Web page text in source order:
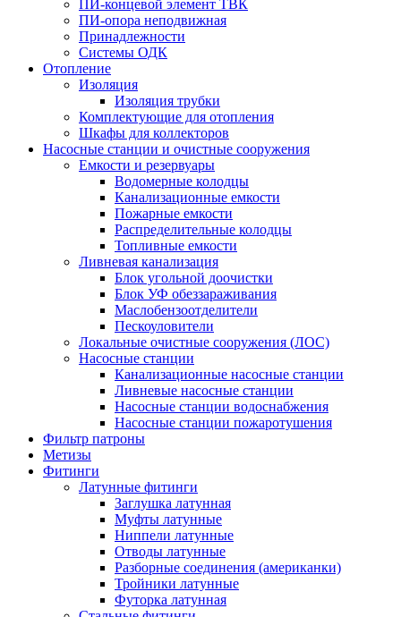
ПИ-концевой элемент ТВК
ПИ-опора неподвижная
Принадлежности
Системы ОДК
Отопление
Изоляция
Изоляция трубки
Комплектующие для отопления
Шкафы для коллекторов
Насосные станции и очистные сооружения
Емкости и резервуары
Водомерные колодцы
Канализационные емкости
Пожарные емкости
Распределительные колодцы
Топливные емкости
Ливневая канализация
Блок угольной доочистки
Блок УФ обеззараживания
Маслобензоотделители
Пескоуловители
Локальные очистные сооружения (ЛОС)
Насосные станции
Канализационные насосные станции
Ливневые насосные станции
Насосные станции водоснабжения
Насосные станции пожаротушения
Фильтр патроны
Метизы
Фитинги
Латунные фитинги
Заглушка латунная
Муфты латунные
Ниппели латунные
Отводы латунные
Разборные соединения (американки)
Тройники латунные
Футорка латунная